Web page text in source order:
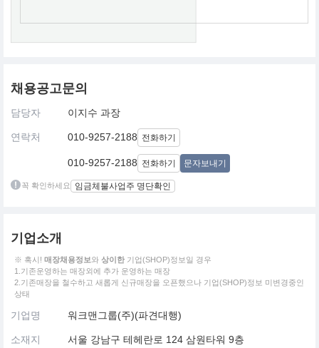
채용공고문의
담당자 이지수 과장
연락처 010-9257-2188 전화하기
010-9257-2188 전화하기 문자보내기
꼭 확인하세요 임금체불사업주 명단확인
기업소개
※ 혹시! 매장채용정보와 상이한 기업(SHOP)정보일 경우
1.기존운영하는 매장외에 추가 운영하는 매장
2.기존매장을 철수하고 새롭게 신규매장을 오픈했으나 기업(SHOP)정보 미변경중인
상태
기업명 워크맨그룹(주)(파견대행)
소재지 서울 강남구 테헤란로 124 삼원타워 9층